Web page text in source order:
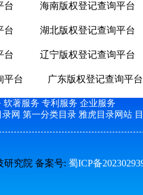
台 海南版权登记查询平台
台 湖北版权登记查询平台
台 辽宁版权登记查询平台
平台 广东版权登记查询平台
软著服务 专利服务 企业服务
录网 第一分类目录 雅虎目录网站
研究院 备案号: 蜀ICP备